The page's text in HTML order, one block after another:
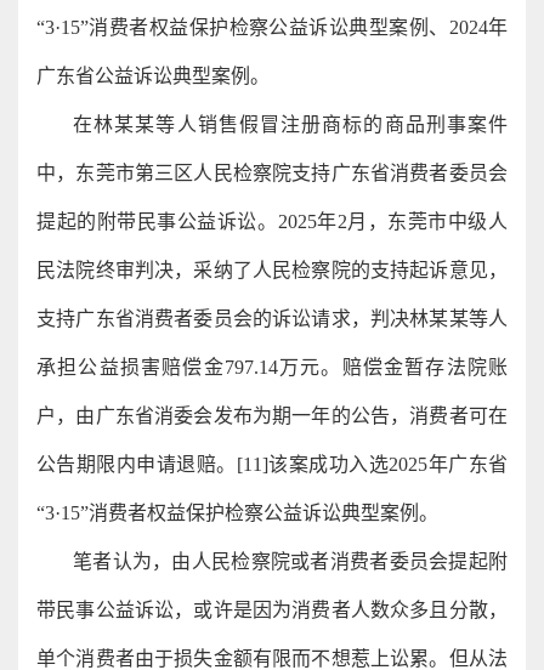
“3·15”消费者权益保护检察公益诉讼典型案例、2024年
广东省公益诉讼典型案例。
在林某某等人销售假冒注册商标的商品刑事案件
中，东莞市第三区人民检察院支持广东省消费者委员会
提起的附带民事公益诉讼。2025年2月，东莞市中级人
民法院终审判决，采纳了人民检察院的支持起诉意见，
支持广东省消费者委员会的诉讼请求，判决林某某等人
承担公益损害赔偿金797.14万元。赔偿金暂存法院账
户，由广东省消委会发布为期一年的公告，消费者可在
公告期限内申请退赔。[11]该案成功入选2025年广东省
“3·15”消费者权益保护检察公益诉讼典型案例。
笔者认为，由人民检察院或者消费者委员会提起附
带民事公益诉讼，或许是因为消费者人数众多且分散，
单个消费者由于损失金额有限而不想惹上讼累。但从法